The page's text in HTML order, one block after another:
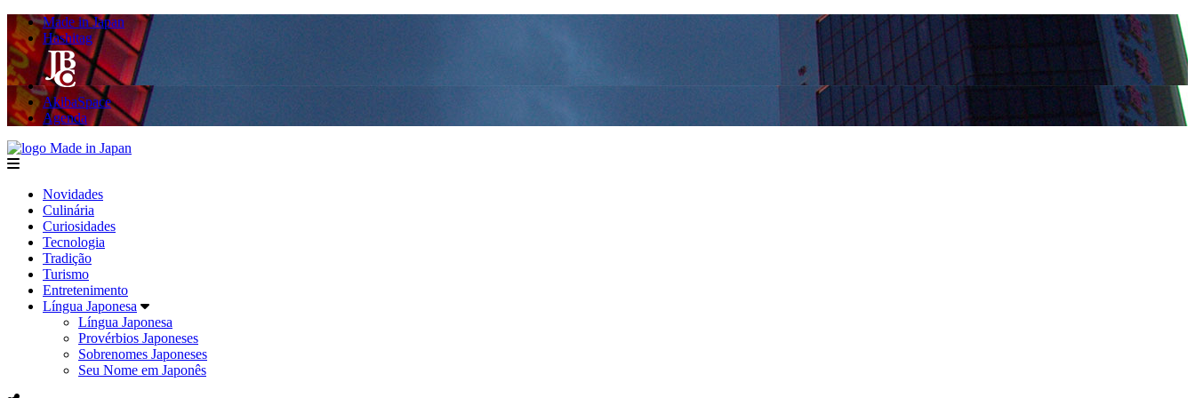
Made in Japan
Hashitag
AkibaSpace
Agenda
menu
Novidades
Culinária
Curiosidades
Tecnologia
Tradição
Turismo
Entretenimento
Língua Japonesa
Língua Japonesa
Provérbios Japoneses
Sobrenomes Japoneses
Seu Nome em Japonês